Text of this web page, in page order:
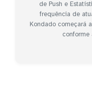
de Push e
frequência de
Kondado começará
conforme